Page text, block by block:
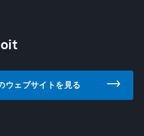
ェブサイトを見る